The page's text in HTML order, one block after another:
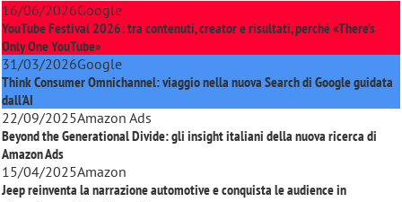
16/06/2026Google
YouTube Festival 2026: tra contenuti, creator e risultati, perché «There’s
Only One YouTube»
31/03/2026Google
Think Consumer Omnichannel: viaggio nella nuova Search di Google guidata
dall'AI
22/09/2025Amazon Ads
Beyond the Generational Divide: gli insight italiani della nuova ricerca di
Amazon Ads
15/04/2025Amazon
Jeep reinventa la narrazione automotive e conquista le audience in